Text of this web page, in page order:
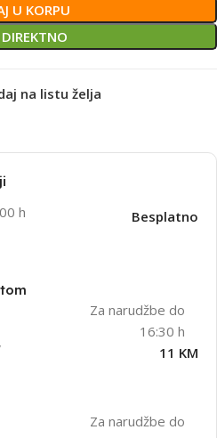
U KORPU
na listu želja
h
Besplatno
Za narudžbe do
16:30 h
11 KM
Za narudžbe do